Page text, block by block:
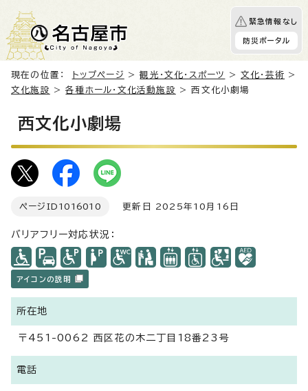
緊急情報なし
防災ポータル
現在の位置： トップページ >観光・文化・スポーツ >文化・芸術 >
文化施設
>各種ホール・文化活動施設 > 西文化小劇場
西文化小劇場
ページID 1016010 更新日 2025年10月16日
バリアフリー対応状況：
アイコンの説明
所在地
〒451-0062 西区花の木二丁目18番23号
電話